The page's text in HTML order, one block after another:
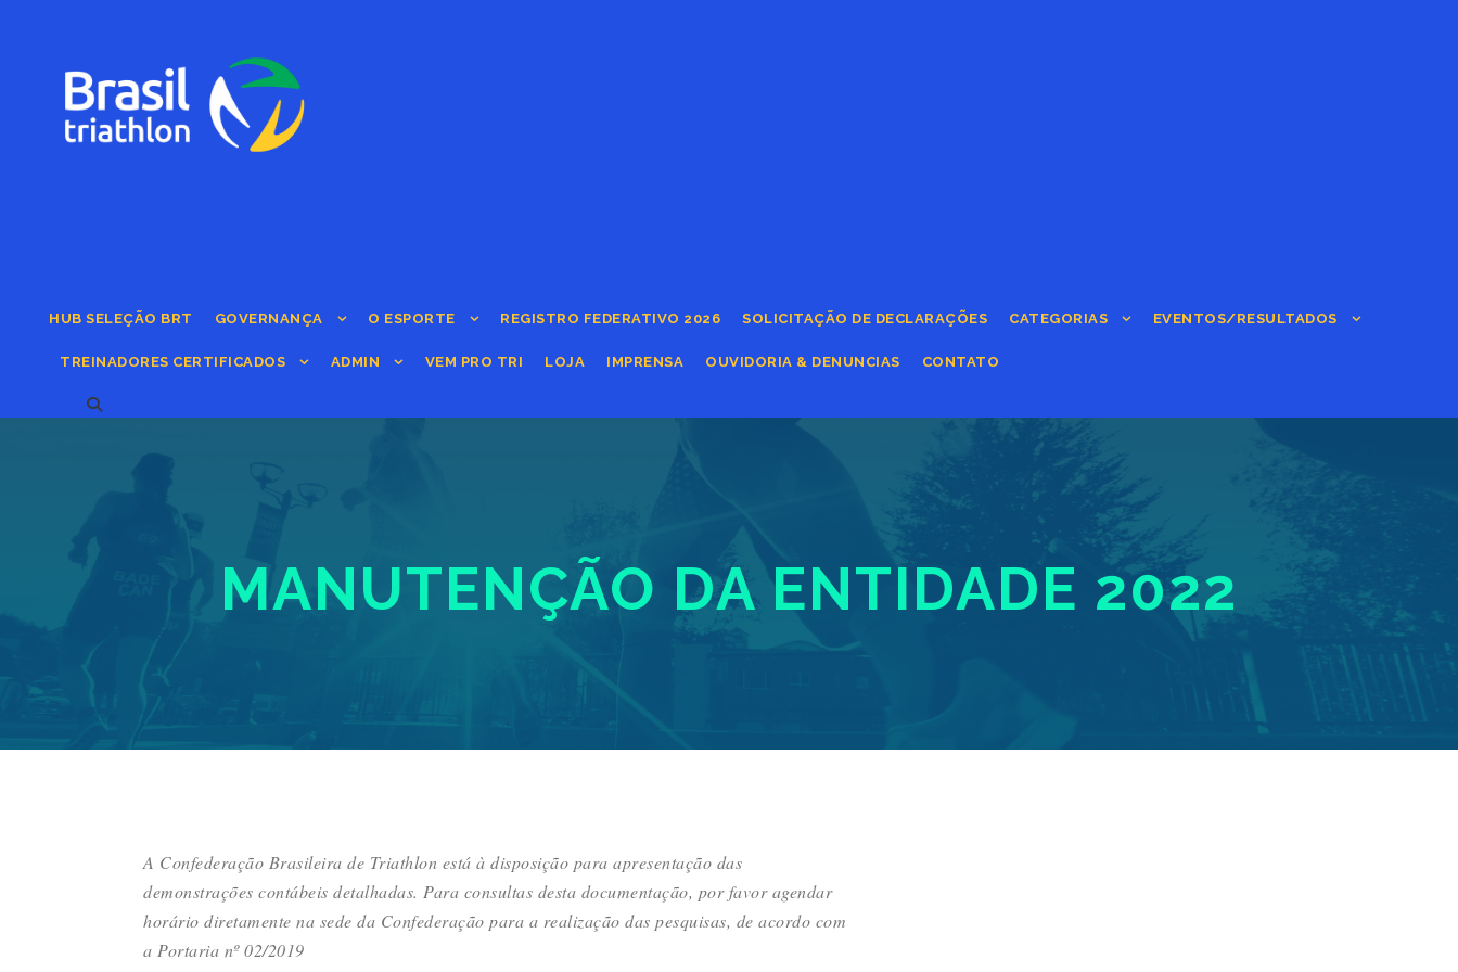
HUB SELEÇÃO BRT GOVERNANÇA O ESPORTE REGISTRO FEDERATIVO 2026 SOLICITAÇÃO DE DECLARAÇÕES CATEGORIAS EVENTOS/RESULTADOS
TREINADORES CERTIFICADOS ADMIN VEM PRO TRI LOJA IMPRENSA OUVIDORIA & DENUNCIAS CONTATO
MANUTENÇÃO DA ENTIDADE 2022
A Confederação Brasileira de Triathlon está à disposição para apresentação das
demonstrações contábeis detalhadas. Para consultas desta documentação, por favor agendar
horário diretamente na sede da Confederação para a realização das pesquisas, de acordo com
a Portaria nº 02/2019